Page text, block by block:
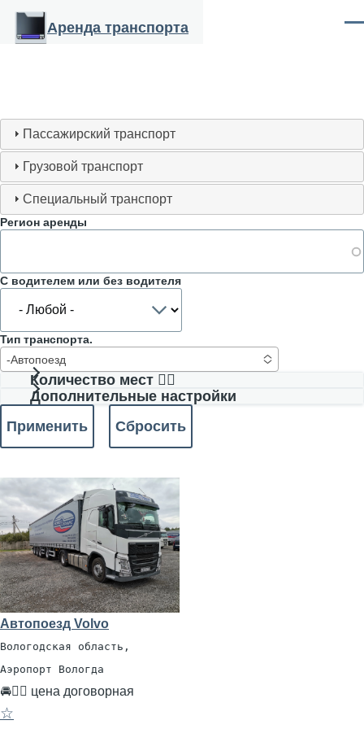
Перейти к основному содержанию
Аренда транспорта
Пассажирский транспорт
Грузовой транспорт
Специальный транспорт
Регион аренды
С водителем или без водителя
Тип транспорта.
-Автопоезд
Количество мест 🧍‍♂️
Дополнительные настройки
Автопоезд Volvo
Вологодская область,
Аэропорт Вологда
🚘👨‍✈ цена договорная
☆